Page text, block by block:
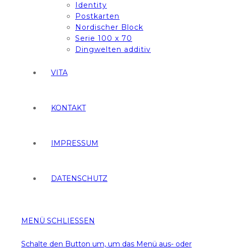
Identity
Postkarten
Nordischer Block
Serie 100 x 70
Dingwelten additiv
VITA
KONTAKT
IMPRESSUM
DATENSCHUTZ
MENÜ SCHLIESSEN
Schalte den Button um, um das Menü aus- oder